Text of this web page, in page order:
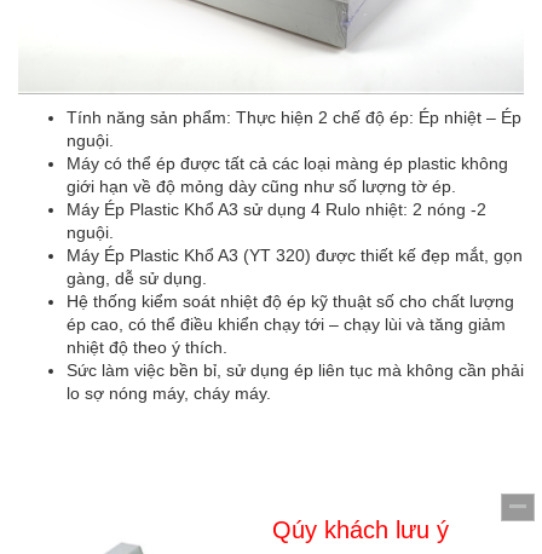
Tính năng sản phẩm: Thực hiện 2 chế độ ép: Ép nhiệt – Ép
nguội.
Máy có thể ép được tất cả các loại màng ép plastic không
giới hạn về độ mỏng dày cũng như số lượng tờ ép.
Máy Ép Plastic Khổ A3 sử dụng 4 Rulo nhiệt: 2 nóng -2
nguội.
Máy Ép Plastic Khổ A3 (YT 320) được thiết kế đẹp mắt, gọn
gàng, dễ sử dụng.
Hệ thống kiểm soát nhiệt độ ép kỹ thuật số cho chất lượng
ép cao, có thể điều khiển chạy tới – chạy lùi và tăng giảm
nhiệt độ theo ý thích.
Sức làm việc bền bỉ, sử dụng ép liên tục mà không cần phải
lo sợ nóng máy, cháy máy.